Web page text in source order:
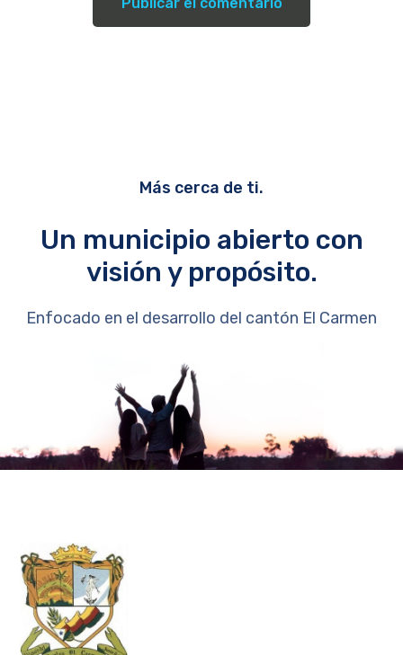
Más cerca de ti.
Un municipio abierto con
visión y propósito.
Enfocado en el desarrollo del cantón El Carmen